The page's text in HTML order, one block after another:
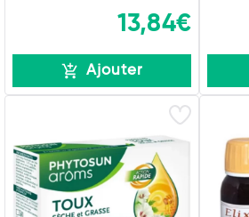
13,84€
Ajouter